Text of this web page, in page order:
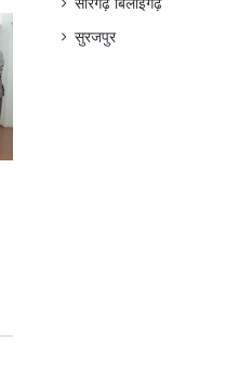
सारंगढ़ बिलाईगढ़
सुरजपुर